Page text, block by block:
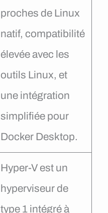
proches de Linux
natif, compatibilité
élevée avec les
outils Linux, et
une intégration
simplifiée pour
Docker Desktop.
Hyper-V est un
hyperviseur de
type 1 intégré à